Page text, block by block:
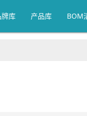
库 产品库 BOM